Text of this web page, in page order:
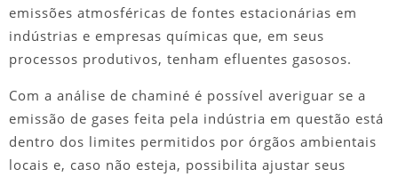
emissões atmosféricas de fontes estacionárias em
indústrias e empresas químicas que, em seus
processos produtivos, tenham efluentes gasosos.
Com a análise de chaminé é possível averiguar se a
emissão de gases feita pela indústria em questão está
dentro dos limites permitidos por órgãos ambientais
locais e, caso não esteja, possibilita ajustar seus